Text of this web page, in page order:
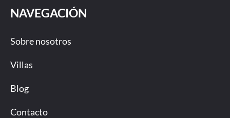
NAVEGACIÓN
Sobre nosotros
Villas
Blog
Contacto